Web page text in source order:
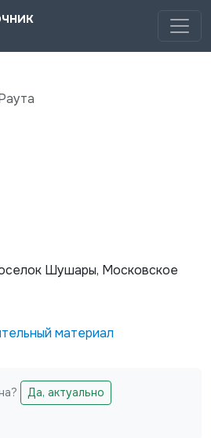
Шушары, Московское
материал
Да, актуально